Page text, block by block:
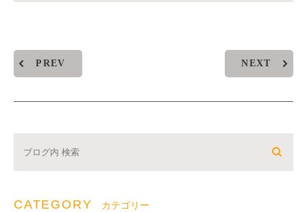
PREV NEXT
CATEGORY カテゴリー